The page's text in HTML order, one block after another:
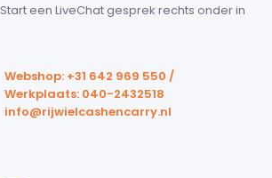
Start een LiveChat gesprek rechts onder in
Webshop: +31 642 969 550 /
Werkplaats: 040-2432518
info@rijwielcashencarry.nl